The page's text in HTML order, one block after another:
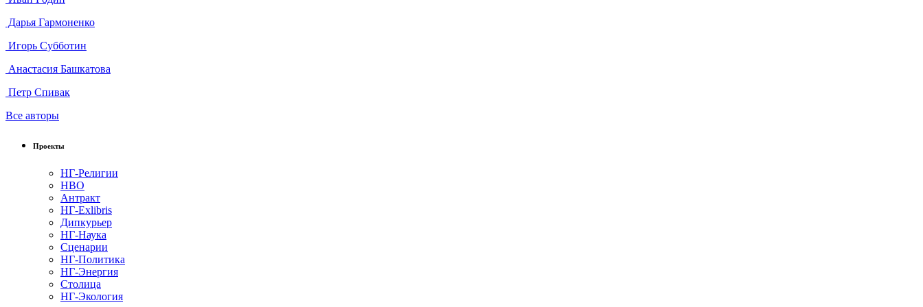
Дарья Гармоненко
Игорь Субботин
Анастасия Башкатова
Петр Спивак
Все авторы
Проекты
НГ-Религии
НВО
Антракт
НГ-Exlibris
Дипкурьер
НГ-Наука
Сценарии
НГ-Политика
НГ-Энергия
Столица
НГ-Экология